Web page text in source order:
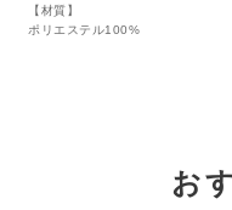
【材質】
ポリエステル100%
お